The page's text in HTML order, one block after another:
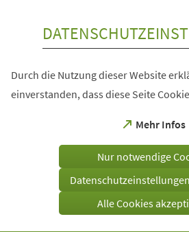
Durch die Nutzung dieser Website
einverstanden, dass diese Seite
Mehr Infos
(Öffnet
einem
Tab)
Nur notwendige
Alle Cookies